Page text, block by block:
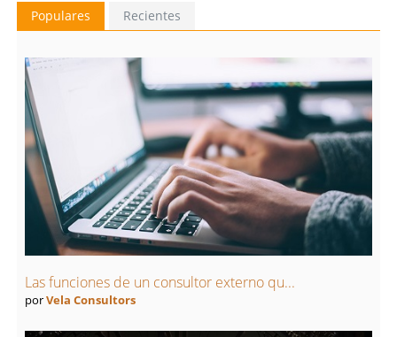
Populares Recientes
Las funciones de un consultor externo qu...
porVela Consultors